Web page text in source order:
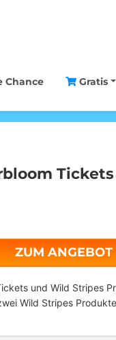
Chance Gratis
ZUM ANGEBOT
und Wild Stripes
Wild Stripes